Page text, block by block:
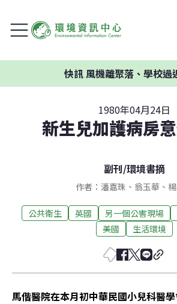
快訊風機離聚落、學校過近
1980年04月24日
新生兒加護病房
副刊/環境書摘
作者：潘嘉珠、翁玉華、
公共衛生 英國 另一個公害現場
美國
生活環境
馬偕醫院在本月初中華民國小兒科醫